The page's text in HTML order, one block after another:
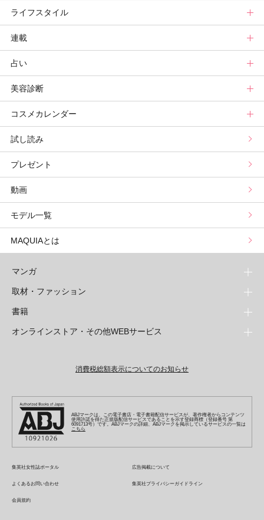
ヘア診断
ボディケア診断
ヘルスケア・ダイエット
TOPビューティーズ一覧
ビューティーズ一覧
記事ランキング
メンバーランキング
ベストコスメトップ
ベストコスメ
読者ベスコス
プチプラコスメグランプリ
ブライトニング・UVグランプリ
プリュスベスコス
ライフスタイル
ライフスタイルトップ
ニュース
ライフスタイルまとめ
ライフスタイル診断
連載
連載トップ
マキアエディターズのオッス！推しコス
小林ひろ美のキレイはかけ算
小田ユイコのマニアックビューティREPORT
野毛まゆりの実況野毛Channel
星谷菜々の美に効くスイーツ
山本舞香のBeauty Script
占い
占いトップ
Keikoの月星座占い
三島キアリーの12星座別 恋愛運&美容運
動物キャラナビ占い
ムーン・リーの運を呼び寄せる香り
美容診断
美容診断トップ
パーソナルカラー診断
顔タイプ髪型診断
コスメカレンダー
コスメカレンダートップ
検索
試し読み
プレゼント
動画
モデル一覧
MAQUIAとは
マンガ
少年マンガ
週刊少年ジャンプ
少年ジャンプ+
ZEBRACK
ジャンプルーキー！
S-MANGA
集英社コミック文庫
青年マンガ
少年ジャンプ+
集英社コミック文庫
週刊ヤングジャンプ
ヤングジャンプ定期購読デジタル
となりのヤングジャンプ
グランドジャンプ
ウルトラジャンプ
少女マンガ
集英社コミック文庫
りぼん
マーガレット
別冊マーガレット
ジャンプTOON
S-MANGA
集英社コミック文庫
マンガMee公式サイト
リマコミ
マンガMeets
Cookie
取材・ファッション
ファッション・美容
Seventeen
LEE
eclat
T JAPAN
MEN'S NON-NO
UOMO
集英社オンライン
芸能・情報・スポーツ
Sportiva
パラスポ
書籍
文芸・文庫・総合
web 集英社文庫
青春と読書
アジア人物史
1日5分で、明日は変わる よみタイ yomitai
集英社ビジネス書
集英社新書
集英社新書プラス - 知の水先案内人
kotoba
e!集英社
情報・知識＆オピニオン imidas
ライトノベル・ノベライズ
JUMP j-BOOKS
ダッシュエックス文庫公式サイト
集英社Webマガジン コバルト
集英社みらい文庫
集英社の児童図書 S-KIDS.LAND
オンラインストア・その他WEBサービス
ジャンプキャラクターズストア
HAPPY PLUS STORE
SHUEISHA VOX
LEEマルシェ
SHOP Marisol
eclat premium
その他WEBサービス
集英社エディターズ・ラボ
消費税総額表示についてのお知らせ
ABJマークは、この電子書店・電子書籍配信サービスが、著作権者からコンテンツ
使用許諾を得た正規版配信サービスであることを示す登録商標（登録番号 第
6091713号）です。ABJマークの詳細、ABJマークを掲示しているサービスの一覧は
こちら
集英社女性誌ポータル 広告掲載について
よくあるお問い合わせ 集英社プライバシーガイドライン
会員規約